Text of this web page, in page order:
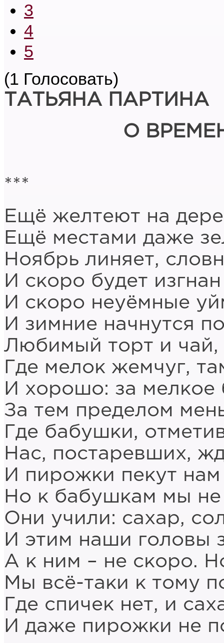
3
4
5
(1 Голосовать)
ТАТЬЯНА ПАРТИНА
О
***
Ещё желтеют на
Ещё местами даже
Ноябрь линяет,
И скоро будет
И скоро неуёмные
И зимние начнутся
Любимый торт и чай,
Где мелок жемчуг,
И хорошо: за мелкое
За тем пределом
Где бабушки,
Нас, постаревших,
И пирожки пекут
Но к бабушкам мы
Они учили: сахар,
И этим наши головы
А к ним – не скоро.
Мы всё-таки к тому
Где спичек нет, и
И даже пирожки не